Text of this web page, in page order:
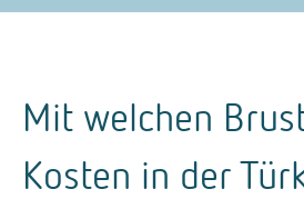
Mit welchen
Kosten in der